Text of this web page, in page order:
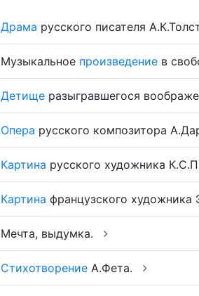
Драма русского писателя
Музыкальное произведение в
Детище разыгравшегося
Опера русского композитора
Картина русского художника
Картина французского
Мечта, выдумка.
Стихотворение А.Фета.